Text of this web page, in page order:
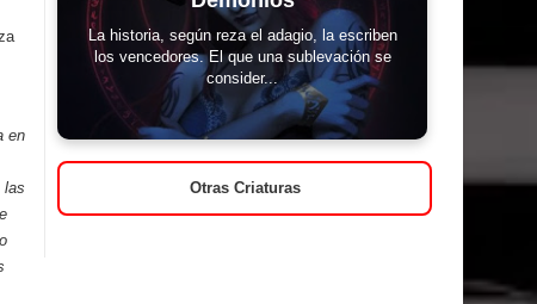
en
las
La historia, según reza el adagio, la escriben
los vencedores. El que una sublevación se
consider...
Otras Criaturas